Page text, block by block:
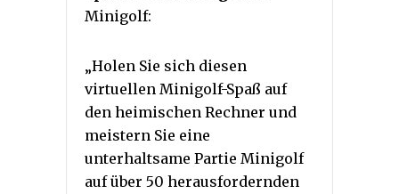
Minigolf:
„Holen Sie sich diesen
virtuellen Minigolf-Spaß auf
den heimischen Rechner und
meistern Sie eine
unterhaltsame Partie Minigolf
auf über 50 herausfordernden